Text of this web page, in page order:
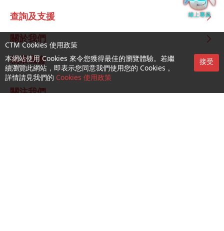
查詢及支援
關於我們
就業機會
關注我們
CTM Cookies 使用政策
本網站使用 Cookies 來令您獲得最佳的瀏覽體驗。若繼
續瀏覽此網站，即表示您同意我們使用您的 Cookies 。
詳情請見我們的 Cookies 使用政策
接受